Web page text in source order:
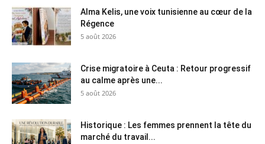
Alma Kelis, une voix tunisienne au cœur de la
Régence
5 août 2026
Crise migratoire à Ceuta : Retour progressif
au calme après une...
5 août 2026
Historique : Les femmes prennent la tête du
marché du travail...